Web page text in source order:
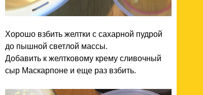
Хорошо взбить желтки с сахарной пудрой
до пышной светлой массы.
Добавить к желтковому крему сливочный
сыр Маскарпоне и еще раз взбить.